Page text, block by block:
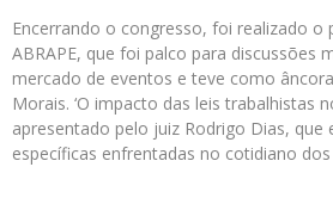
Encerrando o congresso, foi realizado o
ABRAPE, que foi palco para discussões
mercado de eventos e teve como
Morais. ‘O impacto das leis trabalhistas
apresentado pelo juiz Rodrigo Dias, que
específicas enfrentadas no cotidiano